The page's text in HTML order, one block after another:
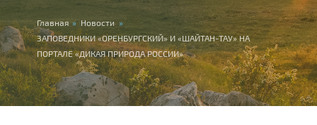
You are here
Главная » Новости »
ЗАПОВЕДНИКИ «ОРЕНБУРГСКИЙ» И «ШАЙТАН-ТАУ» НА
ПОРТАЛЕ «ДИКАЯ ПРИРОДА РОССИИ»